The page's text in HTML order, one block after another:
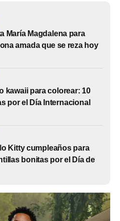
María Magdalena para
amada que se reza hoy
kawaii para colorear: 10
por el Día Internacional
Kitty cumpleaños para
bonitas por el Día de